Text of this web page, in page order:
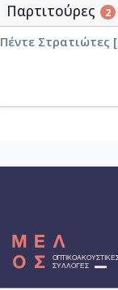
Παρτιτούρες 2
Πέντε Στρατιώτες